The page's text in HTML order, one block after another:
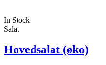
In Stock
Salat
Hovedsalat (øko)